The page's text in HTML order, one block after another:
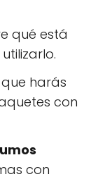
qué está
harás
con
con